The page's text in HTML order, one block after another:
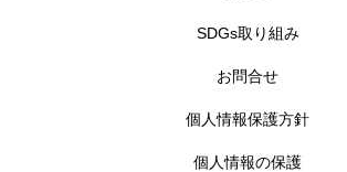
SDGs取り組み
お問合せ
個人情報保護方針
個人情報の保護